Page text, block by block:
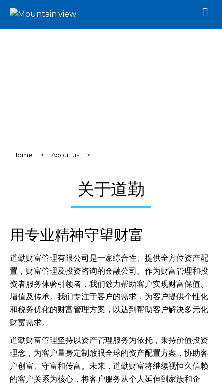
n
Home > About us >
关于道勤
用专业精神守望财富
道勤财富管理有限公司是一家综合性、提供全方位资产配
置，财富管理及投资咨询的金融公司。作为财富管理和投
资者服务体验引领者，我们致力帮助客户实现财富保值、
增值及传承。我们专注于客户的需求，为客户提供个性化
和税务优化的财富管理方案，以达到帮助客户解决多元化
财富需求。
道勤财富管理坚持以资产管理服务为依托，秉持价值投资
理念，为客户量身定制放眼全球的资产配置方案，协助客
户创富、守富和传富。未来，道勤财富将继续视恒久信赖
的客户关系为核心，将客户服务从个人延伸到家族和企